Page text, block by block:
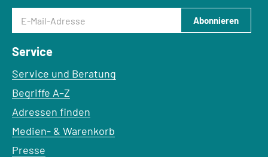
E-Mail-Adresse
Abonnieren
Service
Service und Beratung
Begriffe A–Z
Adressen finden
Medien- & Warenkorb
Presse